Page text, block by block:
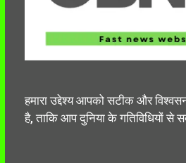
हमारा उद्देश्य आपको सटीक और
है, ताकि आप दुनिया के गतिविधियों